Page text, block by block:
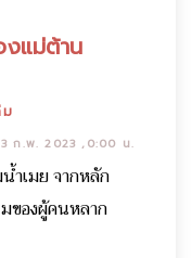
แม่ต้าน
ม
ก.พ. 2023 ,0:00 น.
ำเมย จากหลัก
ของผู้คนหลาก